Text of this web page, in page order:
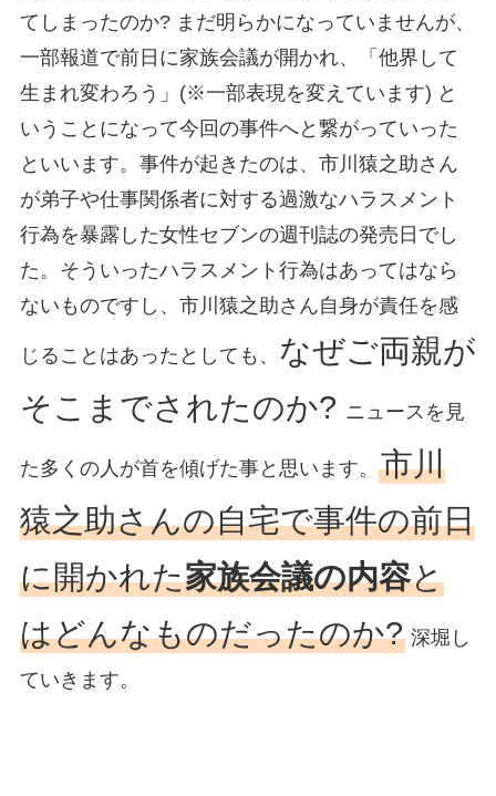
てしまったのか? まだ明らかになっていませんが、
一部報道で前日に家族会議が開かれ、「他界して
生まれ変わろう」(※一部表現を変えています) と
いうことになって今回の事件へと繋がっていった
といいます。事件が起きたのは、市川猿之助さん
が弟子や仕事関係者に対する過激なハラスメント
行為を暴露した女性セブンの週刊誌の発売日でし
た。そういったハラスメント行為はあってはなら
ないものですし、市川猿之助さん自身が責任を感
じることはあったとしても、 なぜご両親が
そこまでされたのか? ニュースを見
た多くの人が首を傾げた事と思います。 市川
猿之助さんの自宅で事件の前日
に開かれた家族会議の内容と
はどんなものだったのか?深堀し
ていきます。